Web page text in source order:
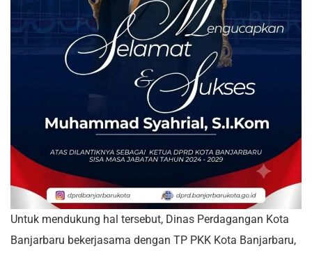
Untuk mendukung hal tersebut, Dinas Perdagangan Kota
Banjarbaru bekerjasama dengan TP PKK Kota Banjarbaru,